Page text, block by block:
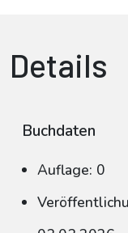
Details
Buchdaten
Auflage: 0